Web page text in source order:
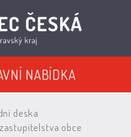
NABÍDKA
deska
obce